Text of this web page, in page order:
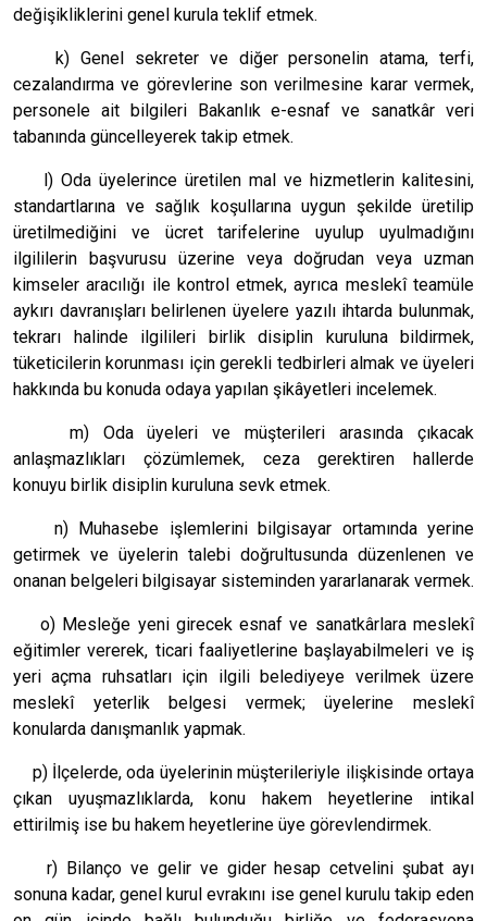
değişikliklerini genel kurula teklif etmek.
k) Genel sekreter ve diğer personelin atama, terfi,
cezalandırma ve görevlerine son verilmesine karar vermek,
personele ait bilgileri Bakanlık e-esnaf ve sanatkâr veri
tabanında güncelleyerek takip etmek.
l) Oda üyelerince üretilen mal ve hizmetlerin kalitesini,
standartlarına ve sağlık koşullarına uygun şekilde üretilip
üretilmediğini ve ücret tarifelerine uyulup uyulmadığını
ilgililerin başvurusu üzerine veya doğrudan veya uzman
kimseler aracılığı ile kontrol etmek, ayrıca meslekî teamüle
aykırı davranışları belirlenen üyelere yazılı ihtarda bulunmak,
tekrarı halinde ilgilileri birlik disiplin kuruluna bildirmek,
tüketicilerin korunması için gerekli tedbirleri almak ve üyeleri
hakkında bu konuda odaya yapılan şikâyetleri incelemek.
m) Oda üyeleri ve müşterileri arasında çıkacak
anlaşmazlıkları çözümlemek, ceza gerektiren hallerde
konuyu birlik disiplin kuruluna sevk etmek.
n) Muhasebe işlemlerini bilgisayar ortamında yerine
getirmek ve üyelerin talebi doğrultusunda düzenlenen ve
onanan belgeleri bilgisayar sisteminden yararlanarak vermek.
o) Mesleğe yeni girecek esnaf ve sanatkârlara meslekî
eğitimler vererek, ticari faaliyetlerine başlayabilmeleri ve iş
yeri açma ruhsatları için ilgili belediyeye verilmek üzere
meslekî yeterlik belgesi vermek; üyelerine meslekî
konularda danışmanlık yapmak.
p) İlçelerde, oda üyelerinin müşterileriyle ilişkisinde ortaya
çıkan uyuşmazlıklarda, konu hakem heyetlerine intikal
ettirilmiş ise bu hakem heyetlerine üye görevlendirmek.
r) Bilanço ve gelir ve gider hesap cetvelini şubat ayı
sonuna kadar, genel kurul evrakını ise genel kurulu takip eden